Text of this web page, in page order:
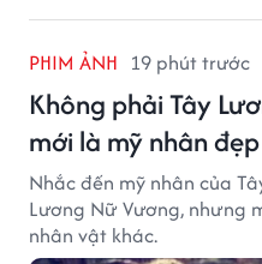
PHIM ẢNH 19 phút trước
Không phải Tây
mới là mỹ nhân
Nhắc đến mỹ nhân của
Lương Nữ Vương, nhưng
nhân vật khác.